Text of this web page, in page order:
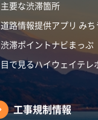
主要な渋滞箇所
道路情報提供アプリ みち
渋滞ポイントナビまっぷ
目で見るハイウェイテレ
工事規制情報